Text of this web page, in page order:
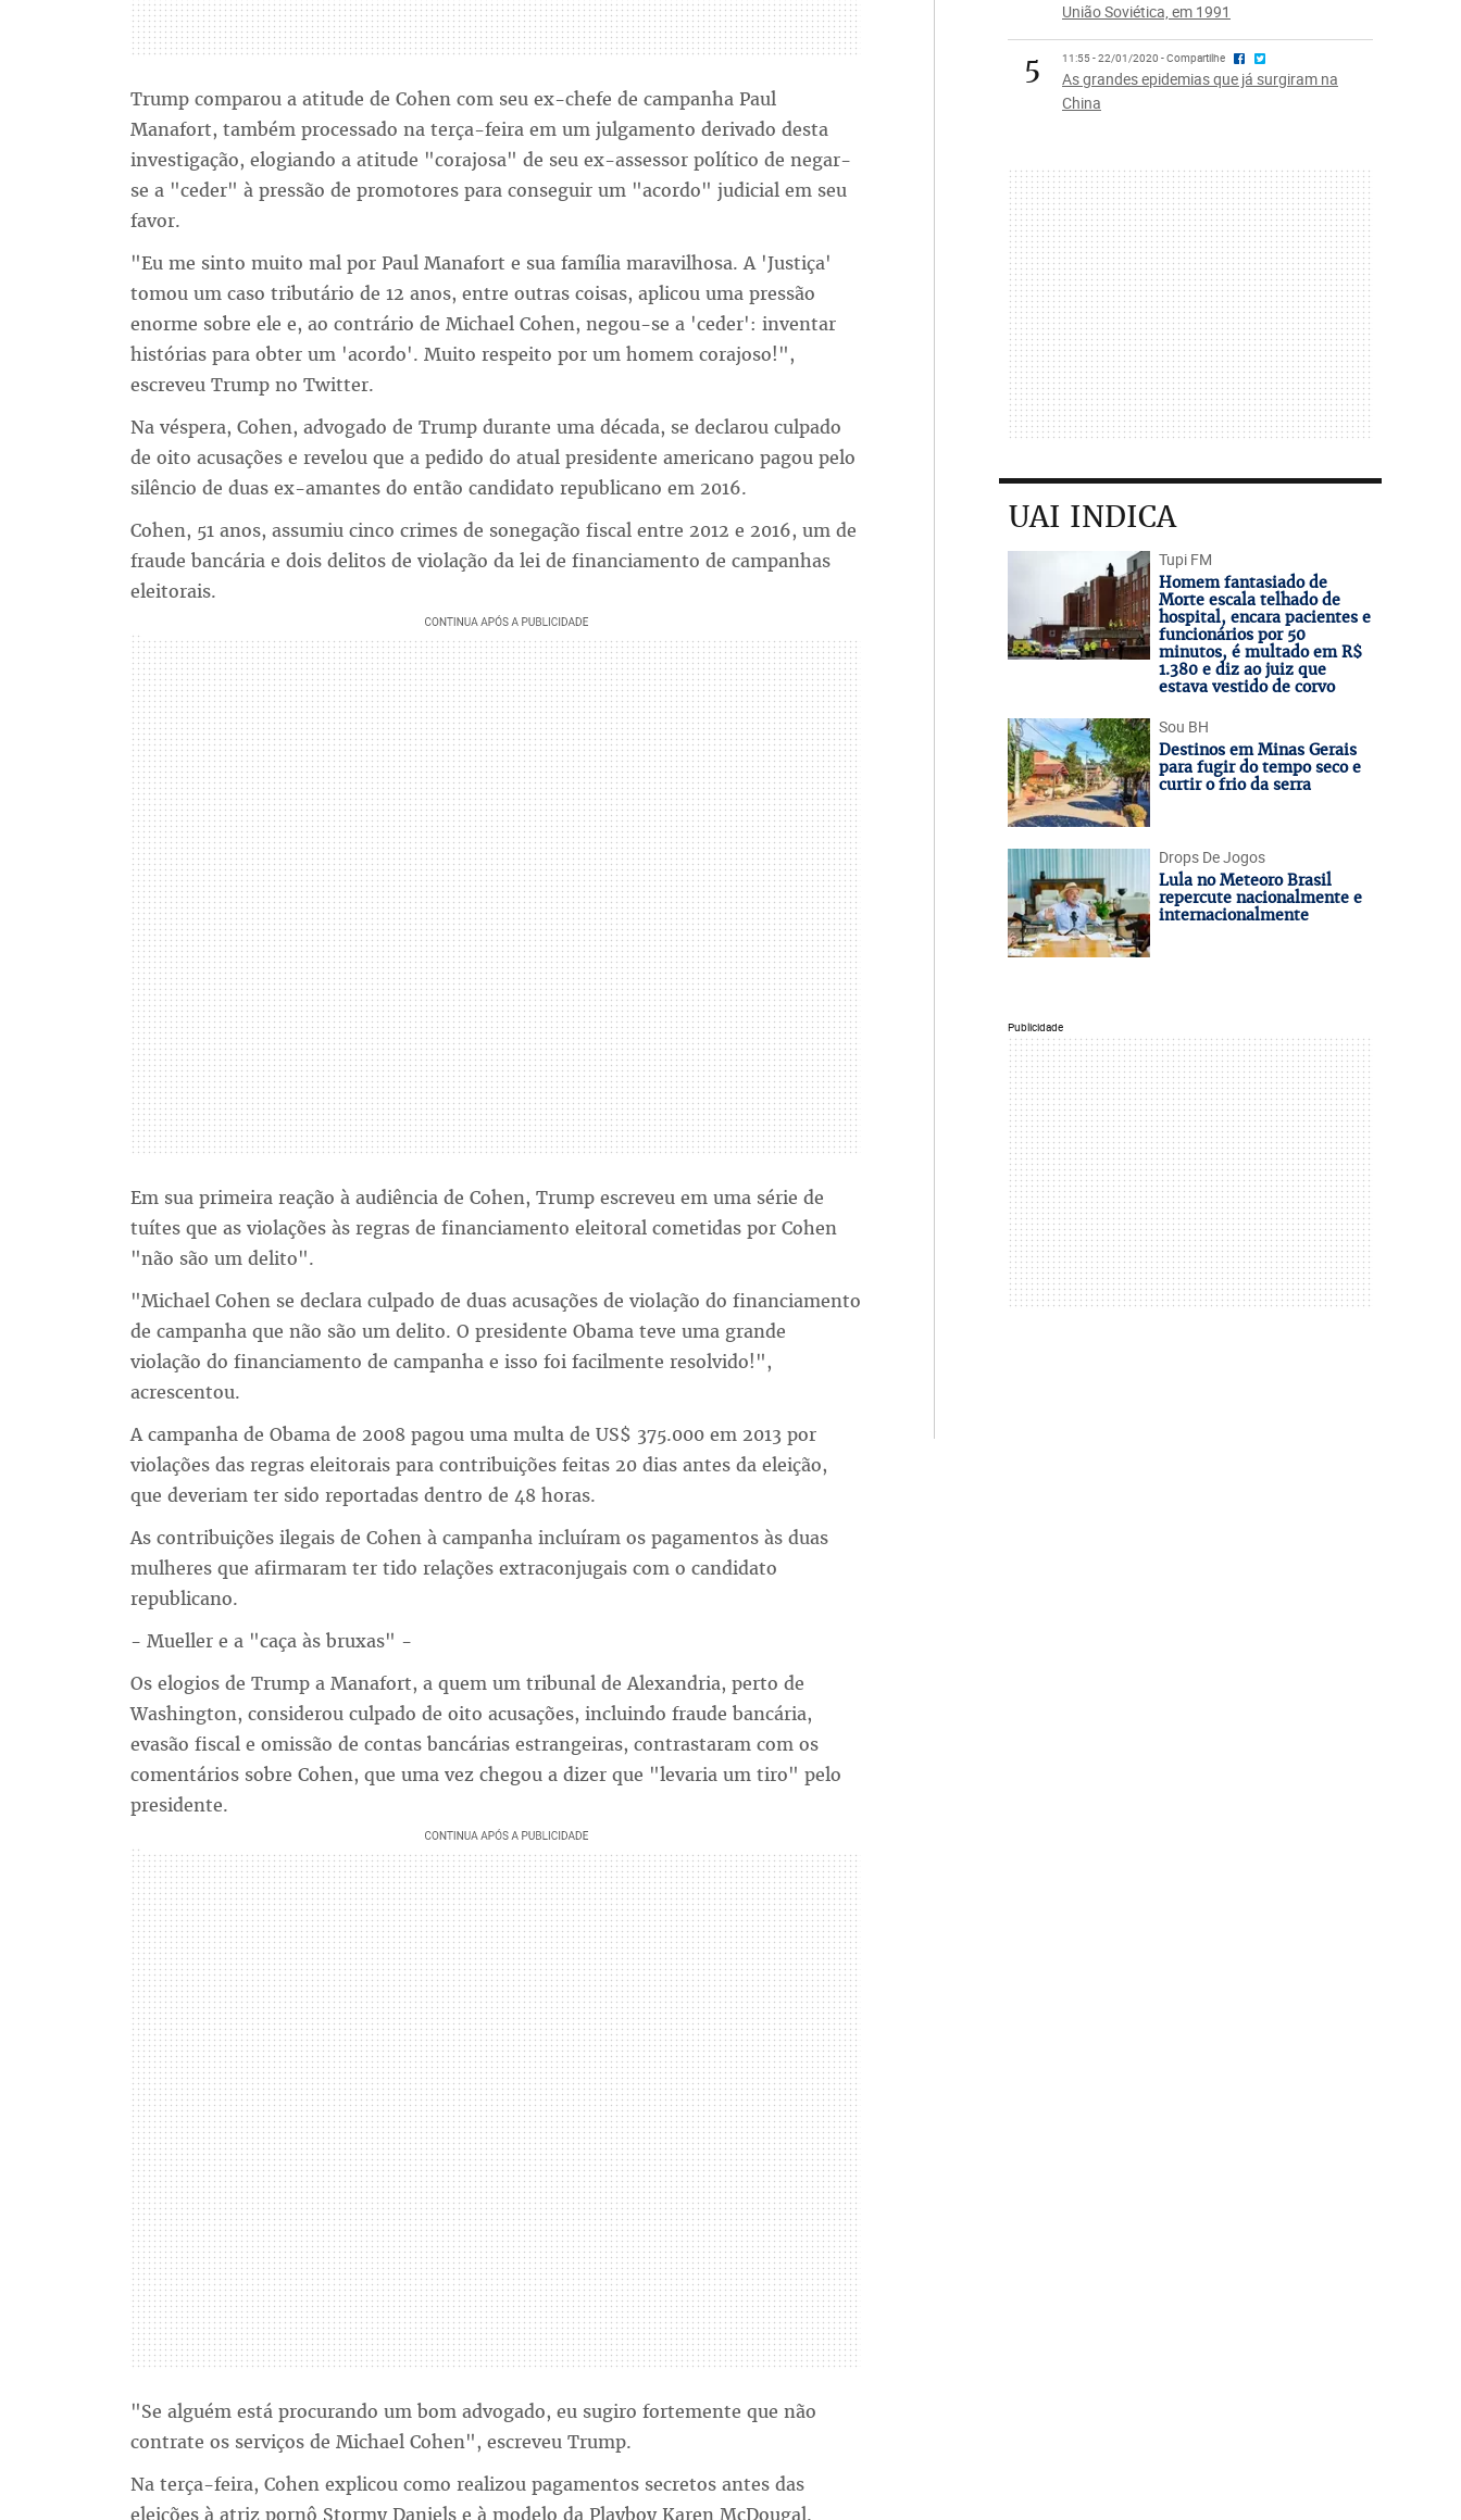
Trump comparou a atitude de Cohen com seu ex-chefe de campanha Paul
Manafort, também processado na terça-feira em um julgamento derivado desta
investigação, elogiando a atitude "corajosa" de seu ex-assessor político de negar-
se a "ceder" à pressão de promotores para conseguir um "acordo" judicial em seu
favor.
"Eu me sinto muito mal por Paul Manafort e sua família maravilhosa. A 'Justiça'
tomou um caso tributário de 12 anos, entre outras coisas, aplicou uma pressão
enorme sobre ele e, ao contrário de Michael Cohen, negou-se a 'ceder': inventar
histórias para obter um 'acordo'. Muito respeito por um homem corajoso!",
escreveu Trump no Twitter.
Na véspera, Cohen, advogado de Trump durante uma década, se declarou culpado
de oito acusações e revelou que a pedido do atual presidente americano pagou pelo
silêncio de duas ex-amantes do então candidato republicano em 2016.
Cohen, 51 anos, assumiu cinco crimes de sonegação fiscal entre 2012 e 2016, um de
fraude bancária e dois delitos de violação da lei de financiamento de campanhas
eleitorais.
Em sua primeira reação à audiência de Cohen, Trump escreveu em uma série de
tuítes que as violações às regras de financiamento eleitoral cometidas por Cohen
"não são um delito".
"Michael Cohen se declara culpado de duas acusações de violação do financiamento
de campanha que não são um delito. O presidente Obama teve uma grande
violação do financiamento de campanha e isso foi facilmente resolvido!",
acrescentou.
A campanha de Obama de 2008 pagou uma multa de US$ 375.000 em 2013 por
violações das regras eleitorais para contribuições feitas 20 dias antes da eleição,
que deveriam ter sido reportadas dentro de 48 horas.
As contribuições ilegais de Cohen à campanha incluíram os pagamentos às duas
mulheres que afirmaram ter tido relações extraconjugais com o candidato
republicano.
- Mueller e a "caça às bruxas" -
Os elogios de Trump a Manafort, a quem um tribunal de Alexandria, perto de
Washington, considerou culpado de oito acusações, incluindo fraude bancária,
evasão fiscal e omissão de contas bancárias estrangeiras, contrastaram com os
comentários sobre Cohen, que uma vez chegou a dizer que "levaria um tiro" pelo
presidente.
"Se alguém está procurando um bom advogado, eu sugiro fortemente que não
contrate os serviços de Michael Cohen", escreveu Trump.
Na terça-feira, Cohen explicou como realizou pagamentos secretos antes das
eleições à atriz pornô Stormy Daniels e à modelo da Playboy Karen McDougal.
União Soviética, em 1991
5 11:55 - 22/01/2020 - Compartilhe
As grandes epidemias que já surgiram na
China
UAI INDICA
Tupi FM
Homem fantasiado de
Morte escala telhado de
hospital, encara pacientes e
funcionários por 50
minutos, é multado em R$
1.380 e diz ao juiz que
estava vestido de corvo
Sou BH
Destinos em Minas Gerais
para fugir do tempo seco e
curtir o frio da serra
Drops De Jogos
Lula no Meteoro Brasil
repercute nacionalmente e
internacionalmente
Publicidade